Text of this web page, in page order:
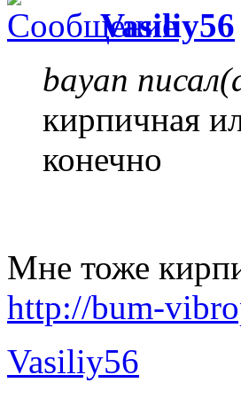
Vasiliy56
bayan
кирпичная
конечно
Мне тоже
http://bum-
Vasiliy56